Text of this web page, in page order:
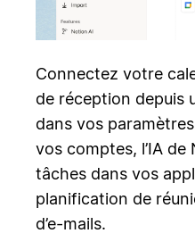
Connectez votre
de réception depuis
dans vos
vos comptes, l’IA
tâches dans vos
planification de
d’e-mails.